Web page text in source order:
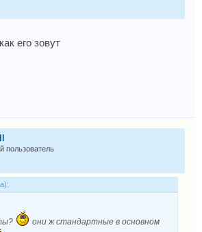
его зовут
пользователь
они ж стандартные в основном